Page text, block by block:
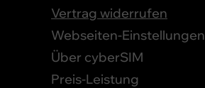
Vertrag widerrufen
Webseiten-Einstellungen
Über cyberSIM
Preis-Leistung